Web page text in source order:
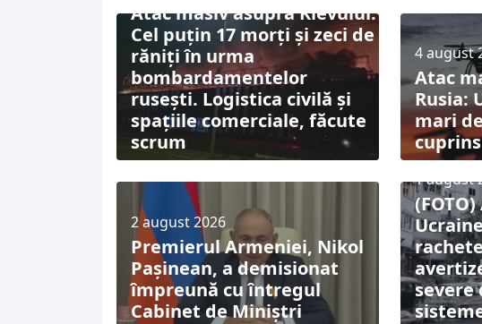
Atac masiv asupra Kievului:
Cel puțin 17 morți și zeci de
răniți în urma
bombardamentelor
rusești. Logistica civilă și
spațiile comerciale, făcute
scrum
4 august
Atac
Rusia:
mari
2 august 2026
Premierul Armeniei, Nikol
Pașinean, a demisionat
împreună cu întregul
Cabinet de Miniștri
1 august
severe